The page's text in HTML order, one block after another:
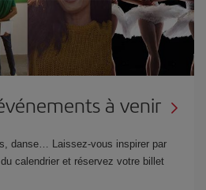
à venir
danse… Laissez-vous inspirer par
calendrier et réservez votre billet